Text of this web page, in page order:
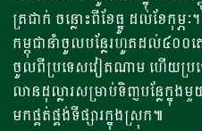
ត្រជាក់ ​ចន្លោះ​ពី​ខែធ្នូ ដល់​ខែកុម្ភ
កម្ពុជា​នាំចូល​បន្លែ​រហូតដល់​៤០០​ត
ចូល​ពី​ប្រទេស​វៀតណាម​ ហើយប្រ
លាន​ដុល្លារ​សម្រាប់ទិញបន្លែក្នុង​មួ
មក​ផ្គត់ផ្គង់​ទីផ្សារ​ក្នុងស្រុក៕